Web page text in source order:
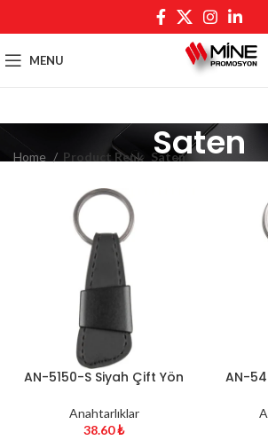
MENU
Saten
Home Product Renk Saten
AN-5150-S Siyah Çift Yön
Anahtarlıklar
38.60₺
AN-